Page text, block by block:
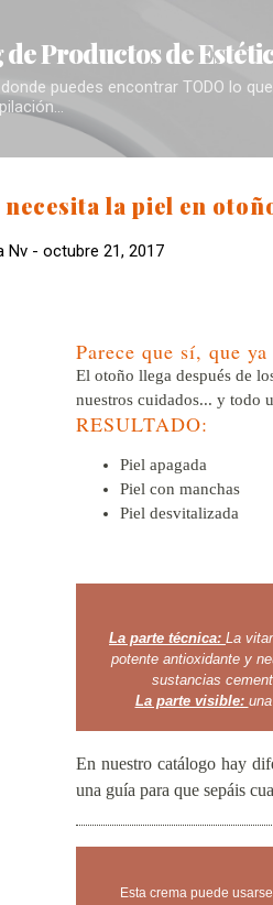
de Productos de
puedes encontrar TODO lo
necesita la piel en
Nv - octubre 21, 2017
Parece que sí, que
El otoño llega después de
nuestros cuidados... y todo
RESULTADO:
Piel apagada
Piel con manchas
Piel desvitalizada
La parte técnica: La
potente antioxidante y
sustancias
La parte visible:
En nuestro catálogo hay
una guía para que sepáis
Esta crema puede